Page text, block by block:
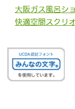
大阪ガス風呂シ
快適空間スクリ